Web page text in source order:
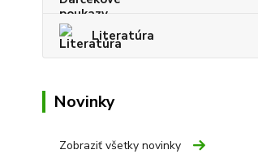
Literatúra
Novinky
Zobraziť všetky novinky